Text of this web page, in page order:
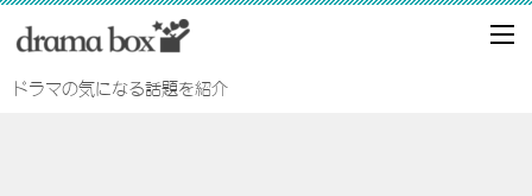
ドラマの気になる話題を紹介